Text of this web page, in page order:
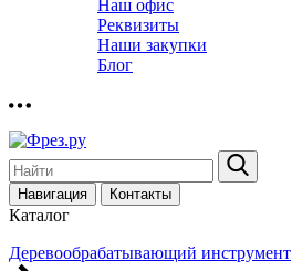
Наш офис
Реквизиты
Наши закупки
Блог
Навигация Контакты
Каталог
Деревообрабатывающий инструмент